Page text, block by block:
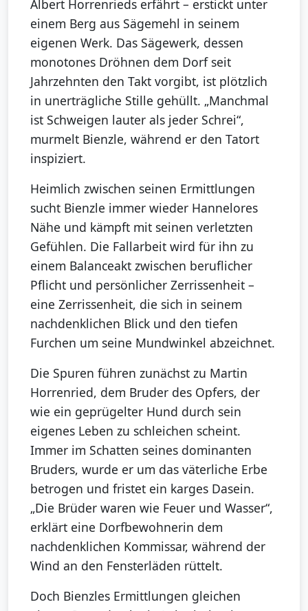
Albert Horrenrieds erfährt – erstickt unter
einem Berg aus Sägemehl in seinem
eigenen Werk. Das Sägewerk, dessen
monotones Dröhnen dem Dorf seit
Jahrzehnten den Takt vorgibt, ist plötzlich
in unerträgliche Stille gehüllt. „Manchmal
ist Schweigen lauter als jeder Schrei“,
murmelt Bienzle, während er den Tatort
inspiziert.
Heimlich zwischen seinen Ermittlungen
sucht Bienzle immer wieder Hannelores
Nähe und kämpft mit seinen verletzten
Gefühlen. Die Fallarbeit wird für ihn zu
einem Balanceakt zwischen beruflicher
Pflicht und persönlicher Zerrissenheit –
eine Zerrissenheit, die sich in seinem
nachdenklichen Blick und den tiefen
Furchen um seine Mundwinkel abzeichnet.
Die Spuren führen zunächst zu Martin
Horrenried, dem Bruder des Opfers, der
wie ein geprügelter Hund durch sein
eigenes Leben zu schleichen scheint.
Immer im Schatten seines dominanten
Bruders, wurde er um das väterliche Erbe
betrogen und fristet ein karges Dasein.
„Die Brüder waren wie Feuer und Wasser“,
erklärt eine Dorfbewohnerin dem
nachdenklichen Kommissar, während der
Wind an den Fensterläden rüttelt.
Doch Bienzles Ermittlungen gleichen